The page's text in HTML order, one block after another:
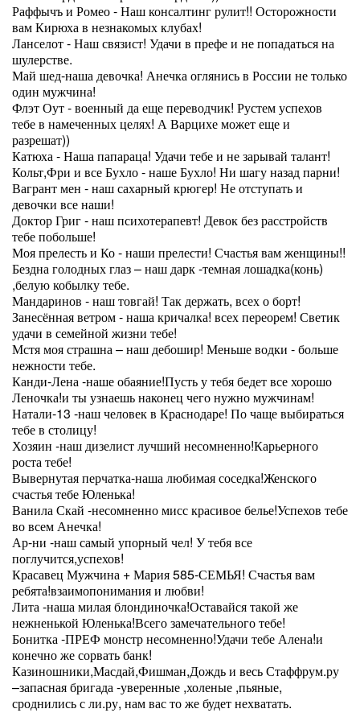
Раффычъ и Ромео - Наш консалтинг рулит!! Осторожности
вам Кирюха в незнакомых клубах!
Ланселот - Наш связист! Удачи в префе и не попадаться на
шулерстве.
Май шед-наша девочка! Анечка оглянись в России не только
один мужчина!
Флэт Оут - военный да еще переводчик! Рустем успехов
тебе в намеченных целях! А Варцихе может еще и
разрешат))
Катюха - Наша папараца! Удачи тебе и не зарывай талант!
Кольт,Фри и все Бухло - наше Бухло! Ни шагу назад парни!
Вагрант мен - наш сахарный крюгер! Не отступать и
девочки все наши!
Доктор Григ - наш психотерапевт! Девок без расстройств
тебе побольше!
Моя прелесть и Ко - наши прелести! Счастья вам женщины!!
Бездна голодных глаз – наш дарк -темная лошадка(конь)
,белую кобылку тебе.
Мандаринов - наш товгай! Так держать, всех о борт!
Занесённая ветром - наша кричалка! всех переорем! Светик
удачи в семейной жизни тебе!
Мстя моя страшна – наш дебошир! Меньше водки - больше
нежности тебе.
Канди-Лена -наше обаяние!Пусть у тебя бедет все хорошо
Леночка!и ты узнаешь наконец чего нужно мужчинам!
Натали-13 -наш человек в Краснодаре! По чаще выбираться
тебе в столицу!
Хозяин -наш дизелист лучший несомненно!Карьерного
роста тебе!
Вывернутая перчатка-наша любимая соседка!Женского
счастья тебе Юленька!
Ванила Скай -несомненно мисс красивое белье!Успехов тебе
во всем Анечка!
Ар-ни -наш самый упорный чел! У тебя все
поглучится,успехов!
Красавец Мужчина + Мария 585-СЕМЬЯ! Счастья вам
ребята!взаимопонимания и любви!
Лита -наша милая блондиночка!Оставайся такой же
нежненькой Юленька!Всего замечательного тебе!
Бонитка -ПРЕФ монстр несомненно!Удачи тебе Алена!и
конечно же сорвать банк!
Казиношники,Масдай,Фишман,Дождь и весь Стаффрум.ру
–запасная бригада -уверенные ,холеные ,пьяные,
сроднились с ли.ру, нам вас то же будет нехватать.